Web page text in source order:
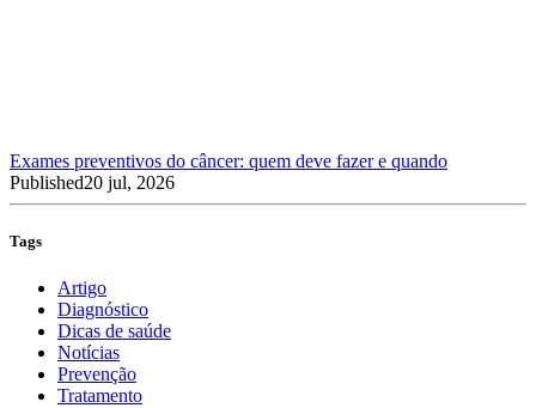
Exames preventivos do câncer: quem deve fazer e quando
Published20 jul, 2026
Tags
Artigo
Diagnóstico
Dicas de saúde
Notícias
Prevenção
Tratamento